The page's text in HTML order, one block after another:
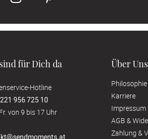
für Dich da
Hotline
956 725 10
von 9 bis 17 Uhr
Über Uns
Philosophie
Karriere
Impressum
AGB &
Zahlung &